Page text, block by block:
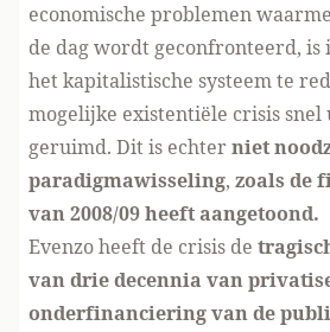
economische problemen
de dag wordt geconfronteerd, is
het kapitalistische systeem te
mogelijke existentiële crisis snel
geruimd. Dit is echterniet
paradigmawisseling, zoals de
van 2008/09 heeft aangetoond.
Evenzo heeft de crisis de
van drie decennia van
onderfinanciering van de